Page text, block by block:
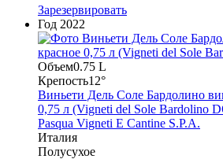
Зарезервировать
Год 2022
Объем0.75 L
Крепость12°
Виньети Дель Соле Бардолино
0,75 л (Vigneti del Sole Bardolino
Pasqua Vigneti E Cantine S.P.A.
Италия
Полусухое